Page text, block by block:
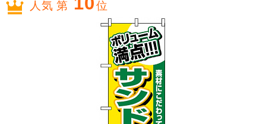
人気 第 位